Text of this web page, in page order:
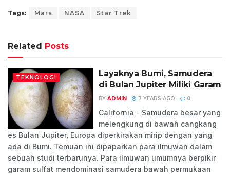
Tags: Mars NASA Star Trek
Related Posts
TEKNOLOGI
Layaknya Bumi, Samudera
di Bulan Jupiter Miliki Garam
BY ADMIN 7 YEARS AGO 0
California - Samudera besar yang
melengkung di bawah cangkang
es Bulan Jupiter, Europa diperkirakan mirip dengan yang
ada di Bumi. Temuan ini dipaparkan para ilmuwan dalam
sebuah studi terbarunya. Para ilmuwan umumnya berpikir
garam sulfat mendominasi samudera bawah permukaan